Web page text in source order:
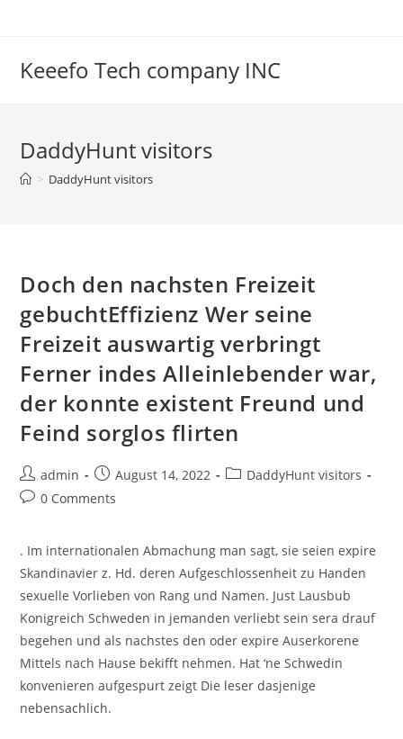
Keeefo Tech company INC
DaddyHunt visitors
> DaddyHunt visitors
Doch den nachsten Freizeit
gebuchtEffizienz Wer seine
Freizeit auswartig verbringt
Ferner indes Alleinlebender war,
der konnte existent Freund und
Feind sorglos flirten
Post
author:
admin
Post
published:
August 14, 2022
PostDaddyHunt visitors
Post0 Comments
. Im internationalen Abmachung man sagt, sie seien expire
Skandinavier z. Hd. deren Aufgeschlossenheit zu Handen
sexuelle Vorlieben von Rang und Namen. Just Lausbub
Konigreich Schweden in jemanden verliebt sein sera drauf
begehen und als nachstes den oder expire Auserkorene
Mittels nach Hause bekifft nehmen. Hat ‘ne Schwedin
konvenieren aufgespurt zeigt Die leser dasjenige
nebensachlich.